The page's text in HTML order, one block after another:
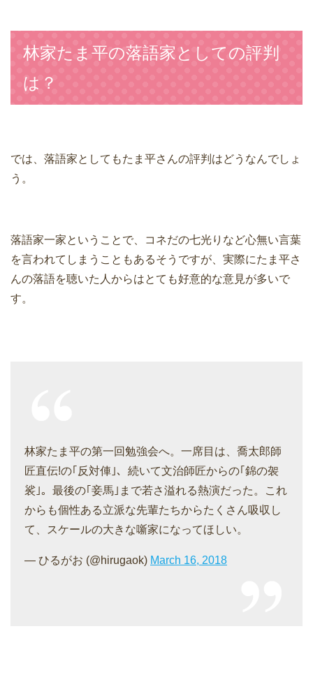
林家たま平の落語家としての評判
は？
では、落語家としてもたま平さんの評判はどうなんでしょ
う。
落語家一家ということで、コネだの七光りなど心無い言葉
を言われてしまうこともあるそうですが、実際にたま平さ
んの落語を聴いた人からはとても好意的な意見が多いで
す。
林家たま平の第一回勉強会へ。一席目は、喬太郎師
匠直伝!の｢反対俥｣、続いて文治師匠からの｢錦の袈
裟｣。最後の｢妾馬｣まで若さ溢れる熱演だった。これ
からも個性ある立派な先輩たちからたくさん吸収し
て、スケールの大きな噺家になってほしい。
— ひるがお (@hirugaok) March 16, 2018